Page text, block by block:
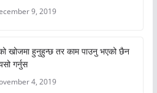
9, 2019
खोजमा हुनुहुन्छ तर काम पाउनु भएको छैन
गर्नुस
4, 2019